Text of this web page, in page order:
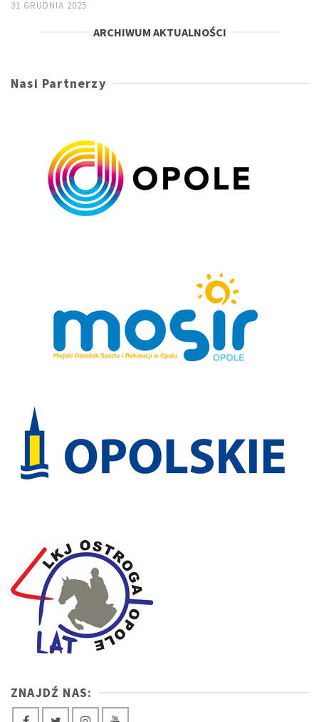
31 GRUDNIA 2025
ARCHIWUM AKTUALNOŚCI
Nasi Partnerzy
ZNAJDŹ NAS: